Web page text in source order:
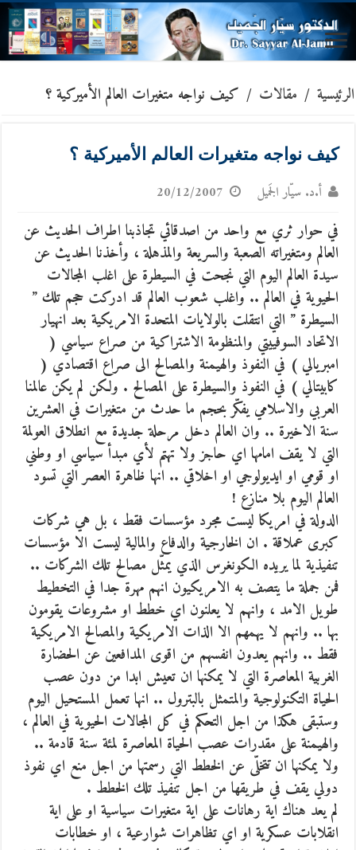
الرئيسية / مقالات / كيف نواجه متغيرات العالم الأميركية ؟
كيف نواجه متغيرات العالم الأميركية ؟
أ.د. سيّار الجَميل 20/12/2007
في حوار ثري مع واحد من اصدقائي تجاذبنا اطراف الحديث عن
العالم ومتغيراته الصعبة والسريعة والمذهلة ، وأخذنا الحديث عن
سيدة العالم اليوم التي نجحت في السيطرة على اغلب المجالات
الحيوية في العالم .. واغلب شعوب العالم قد ادركت حجم تلك ”
السيطرة ” التي انتقلت بالولايات المتحدة الامريكية بعد انهيار
الاتحاد السوفييتي والمنظومة الاشتراكية من صراع سياسي (
امبريالي ) في النفوذ والهيمنة والمصالح الى صراع اقتصادي (
كابيتالي ) في النفوذ والسيطرة على المصالح . ولكن لم يكن عالمنا
العربي والاسلامي يفكّر بحجم ما حدث من متغيرات في العشرين
سنة الاخيرة .. وان العالم دخل مرحلة جديدة مع انطلاق العولمة
التي لا يقف امامها اي حاجز ولا تهتم لأي مبدأ سياسي او وطني
او قومي او ايديولوجي او اخلاقي .. انها ظاهرة العصر التي تسود
العالم اليوم بلا منازع !
الدولة في امريكا ليست مجرد مؤسسات فقط ، بل هي شركات
كبرى عملاقة . ان الخارجية والدفاع والمالية ليست الا مؤسسات
تنفيذية لما يريده الكونغرس الذي يمثّل مصالح تلك الشركات ..
فمن جملة ما يتصف به الامريكيون انهم مهرة جدا في التخطيط
طويل الامد ، وانهم لا يعلنون اي خطط او مشروعات يقومون
بها .. وانهم لا يهمهم الا الذات الامريكية والمصالح الامريكية
فقط .. وانهم يعدون انفسهم من اقوى المدافعين عن الحضارة
الغربية المعاصرة التي لا يمكنها ان تعيش ابدا من دون عصب
الحياة التكنولوجية والمتمثل بالبترول .. انها تعمل المستحيل اليوم
وستبقى هكذا من اجل التحكم في كل المجالات الحيوية في العالم ،
والهيمنة على مقدرات عصب الحياة المعاصرة لمئة سنة قادمة ..
ولا يمكنها ان تتخلّى عن الخطط التي رسمتها من اجل منع اي نفوذ
دولي يقف في طريقها من اجل تنفيذ تلك الخطط .
لم يعد هناك اية رهانات على اية متغيرات سياسية او على اية
انقلابات عسكرية او اي تظاهرات شوارعية ، او خطابات